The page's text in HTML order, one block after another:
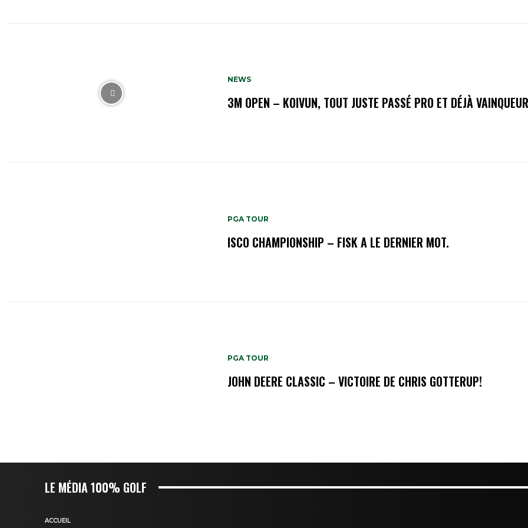
NEWS
3M OPEN – KOIVUN, TOUT JUSTE PASSÉ PRO ET DÉJÀ
PGA TOUR
ISCO CHAMPIONSHIP – FISK A LE DERNIER MOT.
PGA TOUR
JOHN DEERE CLASSIC – VICTOIRE DE CHRIS GOTTERUP!
LE MÉDIA 100% GOLF
ACCUEIL